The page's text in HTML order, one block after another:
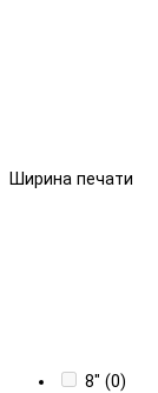
Ширина печати
8" (0)